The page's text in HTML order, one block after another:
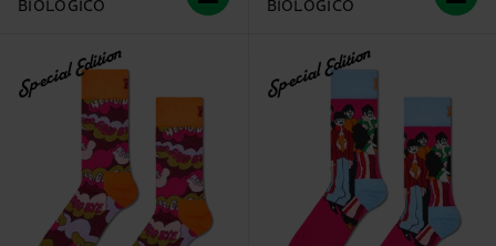
BIOLOGICO
BIOLOGICO
Special Edition Special Edition